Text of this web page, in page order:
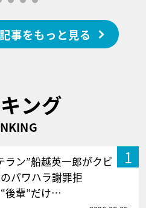
事をもっと見る
ング
1
ラン”船越英一郎がクビ
パワハラ謝罪拒
後輩”だけ…